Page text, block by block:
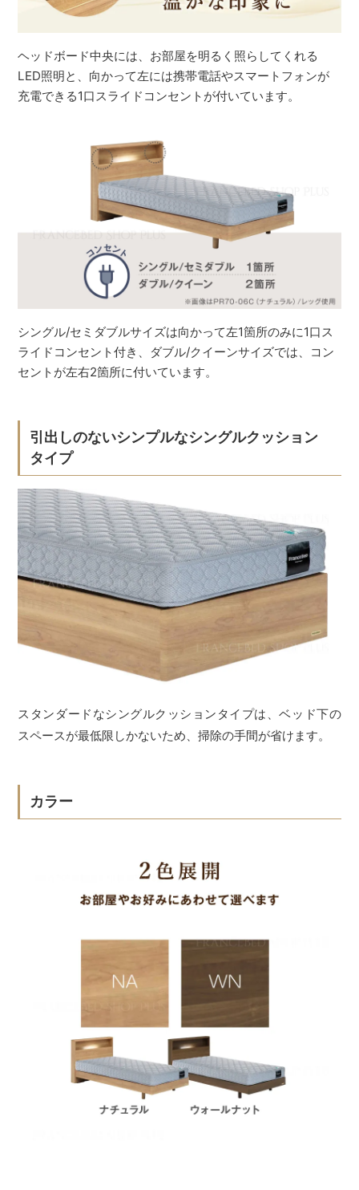
ヘッドボード中央には、お部屋を明るく照らしてくれる
LED照明と、向かって左には携帯電話やスマートフォンが
充電できる1口スライドコンセントが付いています。
シングル/セミダブルサイズは向かって左1箇所のみに1口ス
ライドコンセント付き、ダブル/クイーンサイズでは、コン
セントが左右2箇所に付いています。
引出しのないシンプルなシングルクッション
タイプ
スタンダードなシングルクッションタイプは、ベッド下の
スペースが最低限しかないため、掃除の手間が省けます。
カラー